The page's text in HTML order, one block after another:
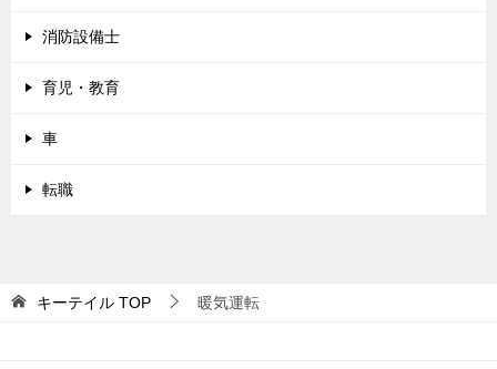
消防設備士
育児・教育
車
転職
キーテイル TOP 暖気運転